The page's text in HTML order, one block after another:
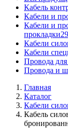
Кабель
Кабели и
Кабели и
прокладки
Кабели
Кабели
Провода
Провода и
Главная
Каталог
Кабели
Кабель